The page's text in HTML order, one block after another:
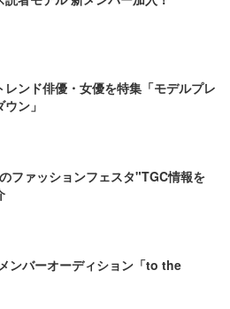
レンド俳優・女優を特集「モデルプレ
ン」
ファッションフェスタ"TGC情報を
ンバーオーディション「to the